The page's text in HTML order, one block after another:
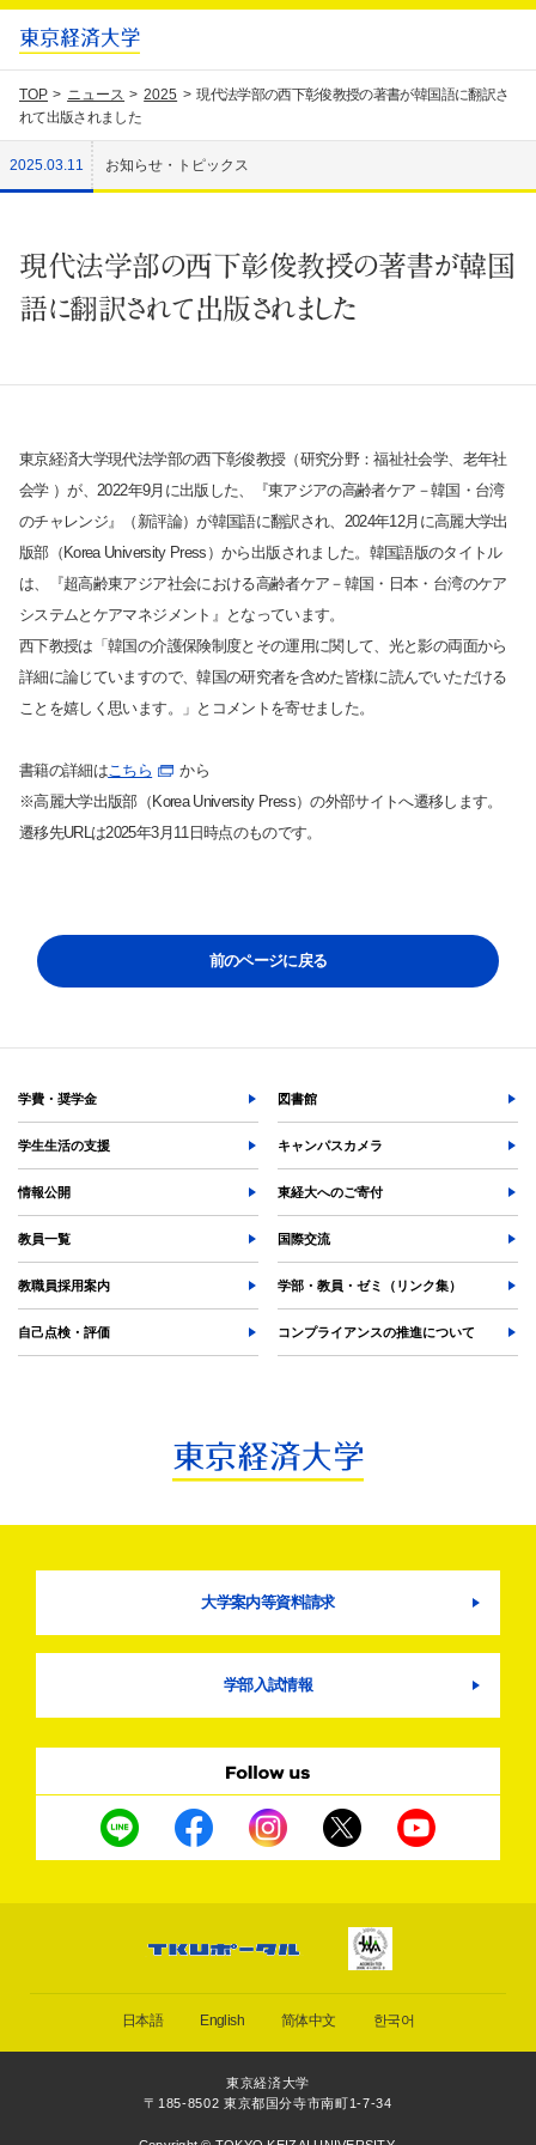
よく検索されるページ
学部入試情報
オープンキャンパス
各種証明書の発行
各種手続
TOP ニュース 2025
現代法学部の西下彰俊教授の著書が韓国語に翻訳さ
れて出版されました
2025.03.11 お知らせ・トピックス
現代法学部の西下彰俊教授の著書が韓国
語に翻訳されて出版されました
東京経済大学現代法学部の西下彰俊教授（研究分野：福祉社会学、老年社
会学 ）が、2022年9月に出版した、『東アジアの高齢者ケア－韓国・台湾
のチャレンジ』（新評論）が韓国語に翻訳され、2024年12月に高麗大学出
版部（Korea University Press）から出版されました。韓国語版のタイトル
は、『超高齢東アジア社会における高齢者ケア－韓国・日本・台湾のケア
システムとケアマネジメント』となっています。
西下教授は「韓国の介護保険制度とその運用に関して、光と影の両面から
詳細に論じていますので、韓国の研究者を含めた皆様に読んでいただける
ことを嬉しく思います。」とコメントを寄せました。
書籍の詳細はこちら
から
※高麗大学出版部（Korea University Press）の外部サイトへ遷移します。
遷移先URLは2025年3月11日時点のものです。
前のページに戻る
学費・奨学金 図書館
学生生活の支援 キャンパスカメラ
情報公開 東経大へのご寄付
教員一覧 国際交流
教職員採用案内 学部・教員・ゼミ（リンク集）
自己点検・評価 コンプライアンスの推進について
大学案内等資料請求
学部入試情報
日本語 English 简体中文 한국어
東京経済大学
〒185-8502 東京都国分寺市南町1-7-34